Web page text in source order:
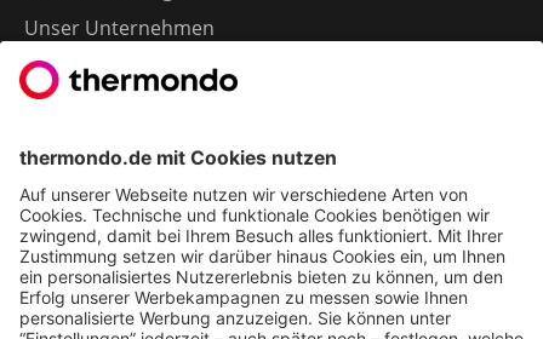
Unser Unternehmen
Presse
Karriere
Kontakt
Kundenservice & FAQ
Erfahrungen & Storys unserer Kunden
Freunde empfehlen: 300 € Prämie sichern
Ethics & Compliance bei thermondo